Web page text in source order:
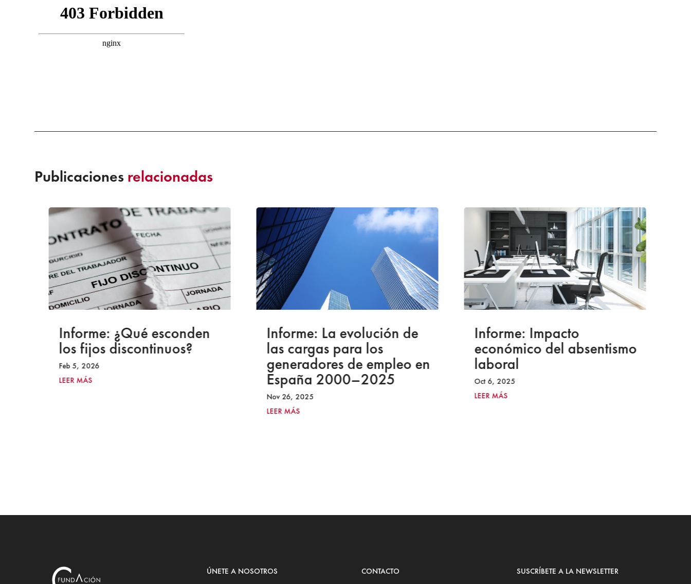
Publicaciones relacionadas
Informe: ¿Qué esconden
los fijos discontinuos?
Feb 5, 2026
LEER MÁS
Informe: La evolución de
las cargas para los
generadores de empleo en
España 2000–2025
Nov 26, 2025
LEER MÁS
Informe: Impacto
económico del absentismo
laboral
Oct 6, 2025
LEER MÁS
ÚNETE A NOSOTROS CONTACTO SUSCRÍBETE A LA NEWSLETTER